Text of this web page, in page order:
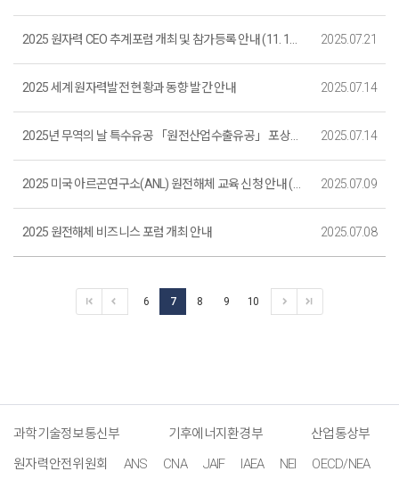
2025 원자력 CEO 추계포럼 개최 및 참가등록 안내 (11. 13. ~ 11. 14. / 신라호텔 제주) 2025.07.21
2025 세계 원자력발전 현황과 동향 발간 안내 2025.07.14
2025년 무역의 날 특수유공 「원전산업수출유공」 포상모집 공고(마감) 2025.07.14
2025 미국 아르곤연구소(ANL) 원전해체 교육 신청 안내 (마감) 2025.07.09
2025 원전해체 비즈니스 포럼 개최 안내 2025.07.08
6 7 8 9 10
과학기술정보통신부 기후에너지환경부
산업통상부
원자력안전위원회
ANS CNA JAIF IAEA NEI
OECD/NEA